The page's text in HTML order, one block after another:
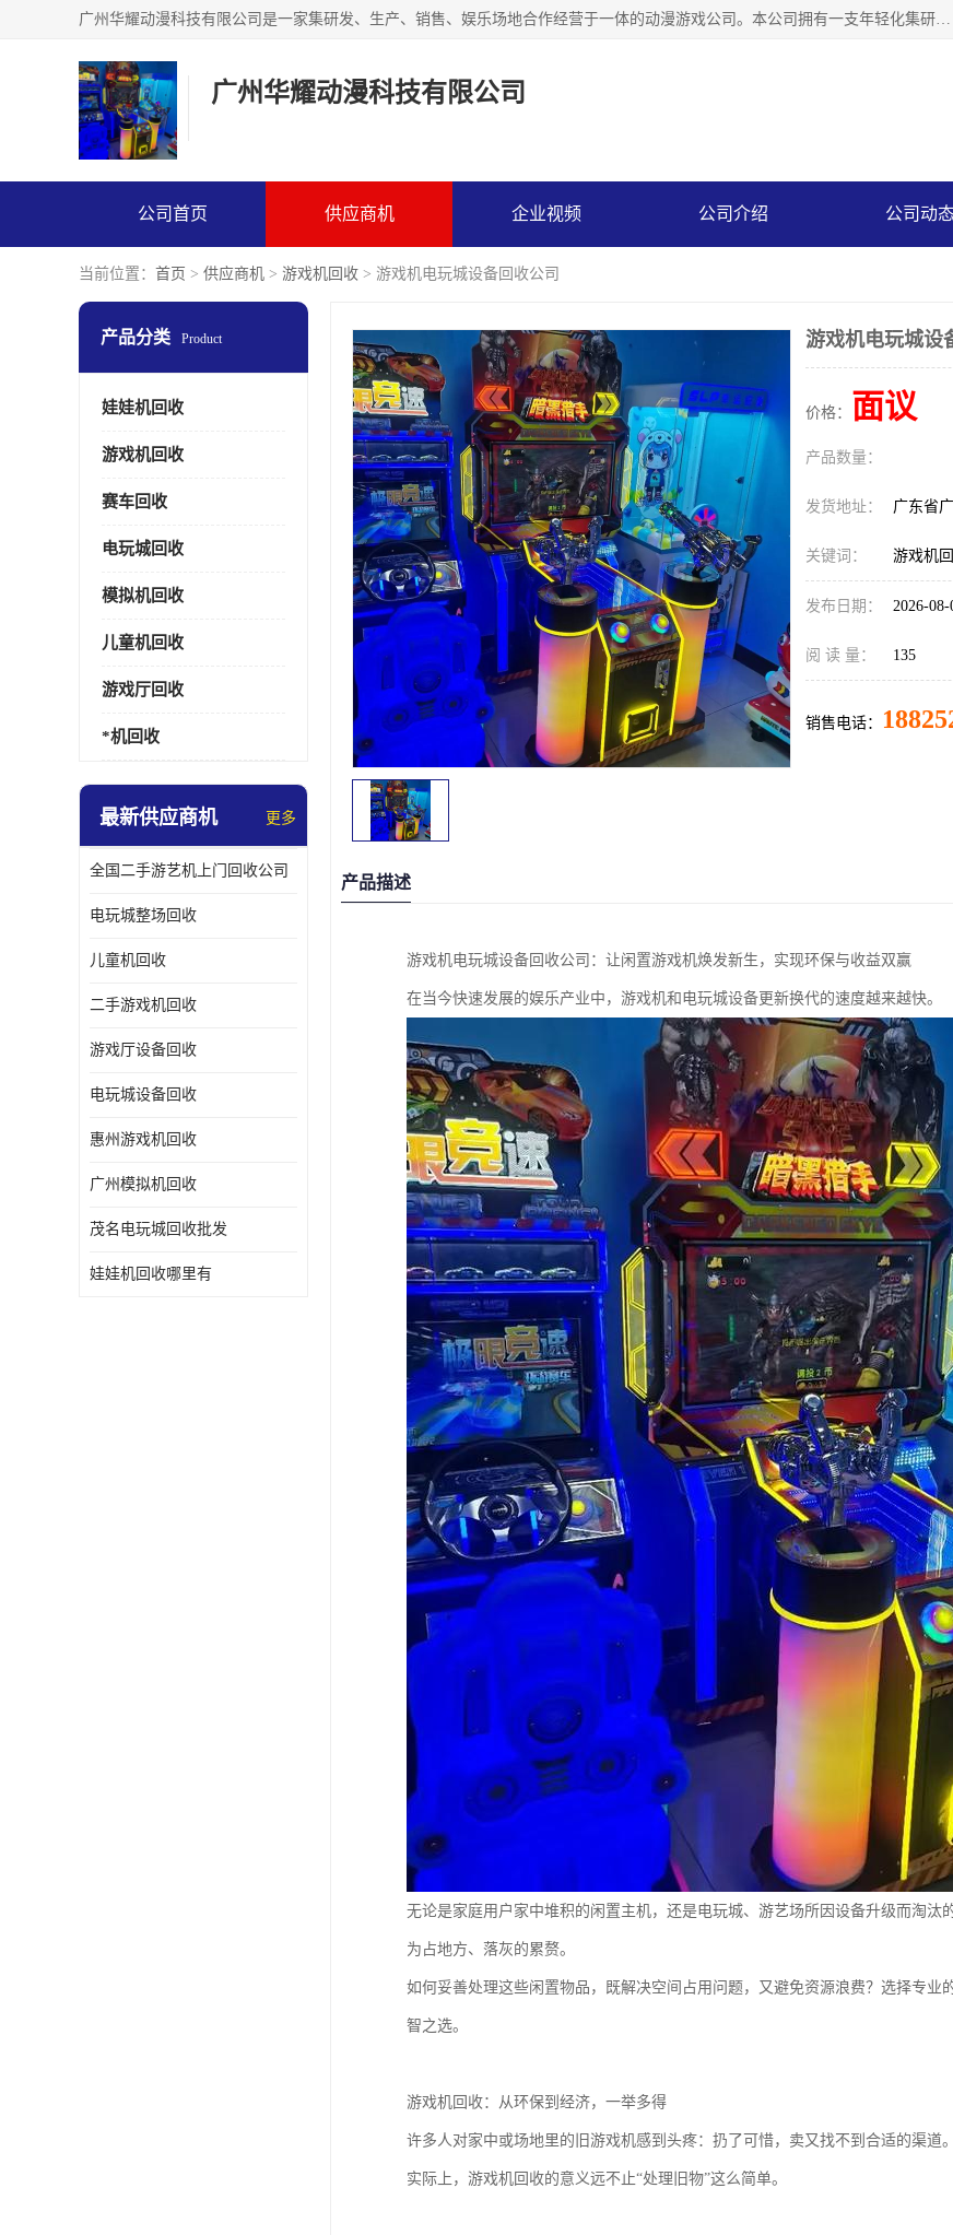
广州华耀动漫科技有限公司是一家集研发、生产、销售、娱乐场地合作经营于一体的动漫游戏公司。本公司拥有一支年轻化集研发生产到售后服务的队伍，及时地为客户提供、赚钱的产品。本公司以雄厚的实力、合理的价格、优良的服务与多家企业建立了长期的合作关系。热诚欢迎各界前来参观、考察、洽谈业务。目前公司经营的产品有：各种捕渔游戏机系列，大型模拟机系列、轮盘机系列、连线机系列、框体机系列、玛莉机系列等。
广州华耀动漫科技有限公司
公司首页 供应商机 企业视频 公司介绍 公司动
当前位置： 首页 > 供应商机 > 游戏机回收 > 游戏机电玩城设备回收公司
产品分类 Product
娃娃机回收
游戏机回收
赛车回收
电玩城回收
模拟机回收
儿童机回收
游戏厅回收
*机回收
最新供应商机 更多
全国二手游艺机上门回收公司
电玩城整场回收
儿童机回收
二手游戏机回收
游戏厅设备回收
电玩城设备回收
惠州游戏机回收
广州模拟机回收
茂名电玩城回收批发
娃娃机回收哪里有
游戏机电玩城设
价格： 面议
产品数量：
发货地址： 广东省
关键词： 游戏机
发布日期： 2026-08-
阅 读 量： 135
销售电话：
产品描述
游戏机电玩城设备回收公司：让闲置游戏机焕发新生，实现环保与收益双赢
在当今快速发展的娱乐产业中，游戏机和电玩城设备更新换代的速度越来越快。
无论是家庭用户家中堆积的闲置主机，还是电玩城、游艺场所因设备升级而淘
为占地方、落灰的累赘。
如何妥善处理这些闲置物品，既解决空间占用问题，又避免资源浪费？选择专业
智之选。
游戏机回收：从环保到经济，一举多得
许多人对家中或场地里的旧游戏机感到头疼：扔了可惜，卖又找不到合适的渠道。
实际上，游戏机回收的意义远不止“处理旧物”这么简单。